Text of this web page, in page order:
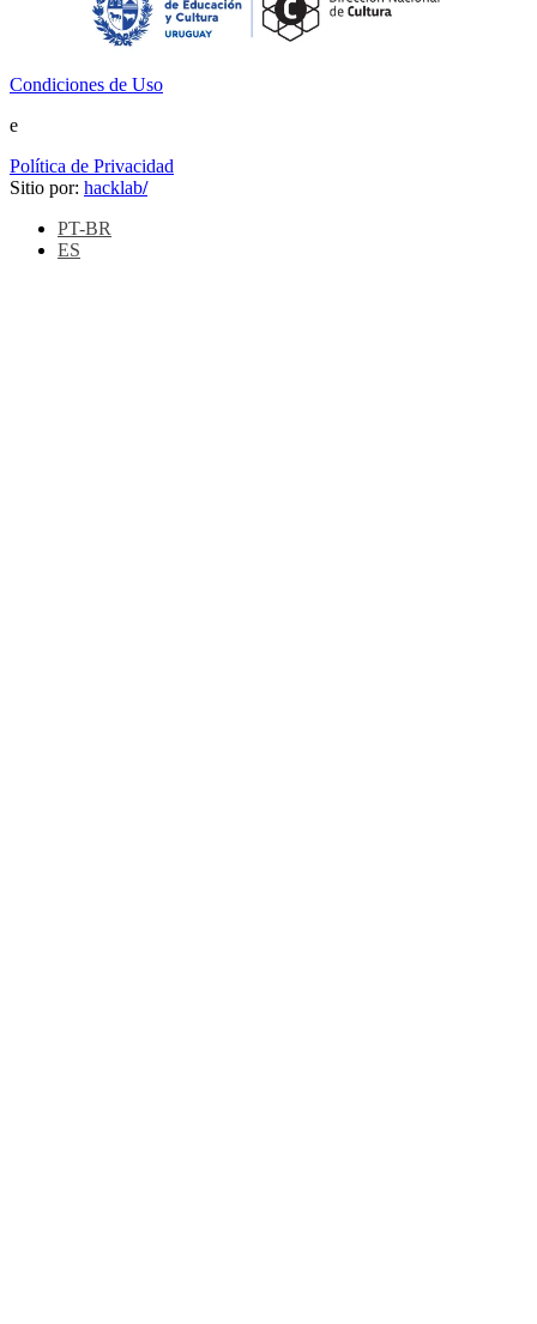
Condiciones de Uso
e
Política de Privacidad
Sitio por: hacklab/
PT-BR
ES